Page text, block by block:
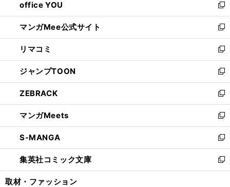
く
で
開
く
ィ
ン
ド
ウ
で
開
く
い
ウ
ィ
ン
ド
ウ
で
開
く
office YOU
新
し
い
ウ
ィ
ン
ド
ウ
で
開
く
マンガMee公式サイト
新
し
い
ウ
ィ
ン
ド
ウ
で
開
く
リマコミ
新
し
い
ウ
ィ
ン
ド
ウ
で
開
く
ジャンプTOON
新
し
い
ウ
ィ
ン
ド
ウ
で
開
ZEBRACK
新
し
い
ウ
ィ
ン
ド
ウ
マンガMeets
新
し
い
ウ
ィ
ン
S-MANGA
新
し
い
ウ
集英社コミック文庫
新
し
取材・ファッション